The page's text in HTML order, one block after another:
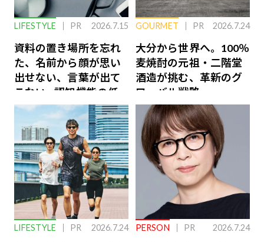
LIFESTYLE PR 2026.7.15
資料の置き場所を忘れ
た、名前から顔が思い
出せない、言葉が出て
こない…認知機能の低
下を救う、脳のインナ
ーケアとは
GOURMET PR 2026.7.24
大分から世界へ。100％
麦焼酎の元祖・二階堂
酒造が挑む、革新のグ
ローバル戦略
LIFESTYLE PR 2026.7.24 PERSON PR 2026.7.24